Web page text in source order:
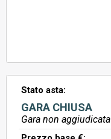
Stato asta:
GARA CHIUSA
Gara non aggiudicata